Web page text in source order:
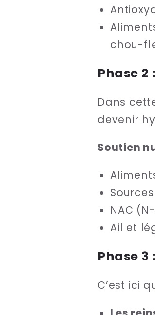
chou-
Phase
Dans
devenir
Soutien
NAC
Ail et
Phase
C’est ici